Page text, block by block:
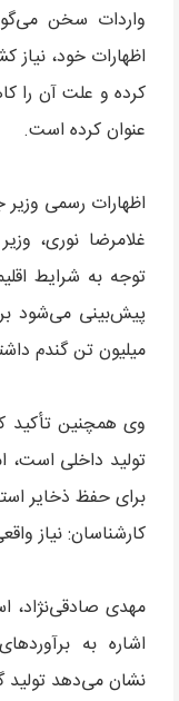
واردات سخن
کرده و علت آن را
عنوان کرده است.
اظهارات رسمی
غلامرضا نوری،
توجه به شرایط
میلیون تن گندم
وی همچنین
تولید داخلی است،
برای حفظ ذخایر
کارشناسان: نیاز واقعی بیش از
مهدی صادقی‌نژاد،
اشاره به
نشان می‌دهد تولید